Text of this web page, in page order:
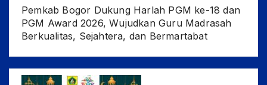
Pemkab Bogor Dukung Harlah PGM ke-18 dan
PGM Award 2026, Wujudkan Guru Madrasah
Berkualitas, Sejahtera, dan Bermartabat